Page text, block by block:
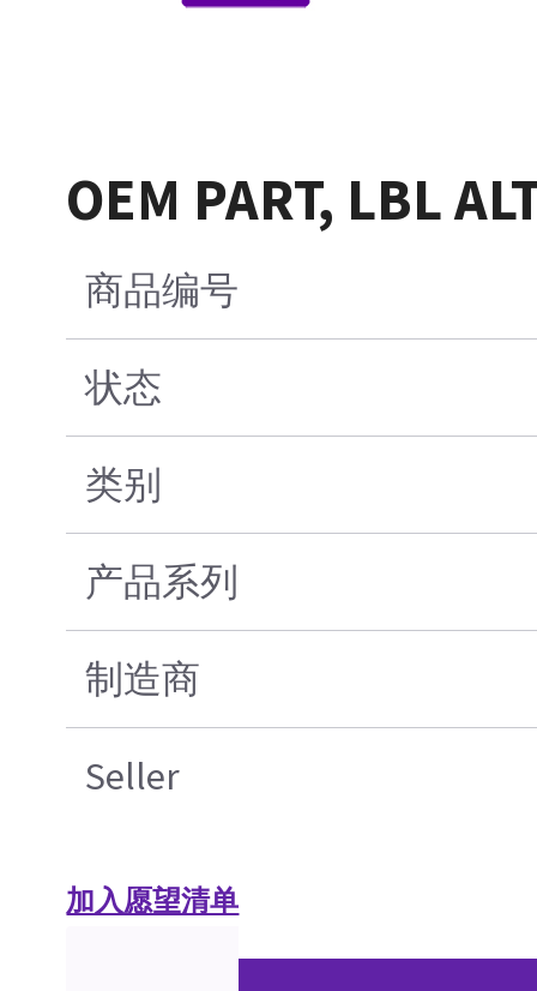
OEM PART, LBL
商品编号
状态
类别
产品系列
制造商
Seller
加入愿望清单